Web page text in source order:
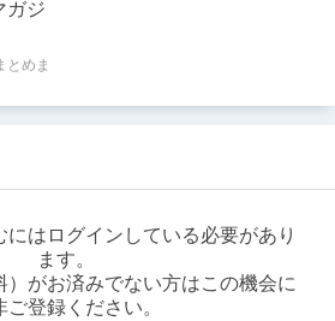
ガジ
とめま
にはログインしている必要があり
ます。
）がお済みでない方はこの機会に
ご登録ください。